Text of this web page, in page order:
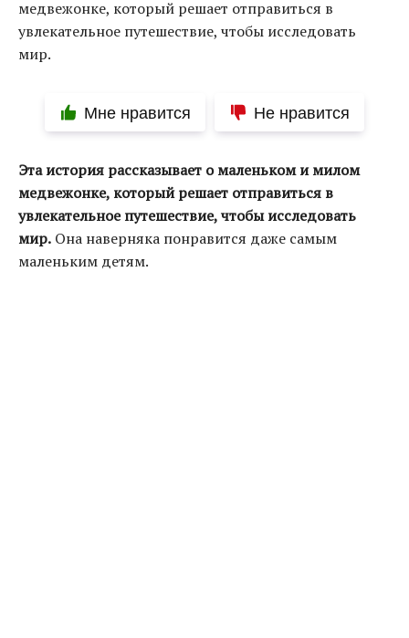
Мне нравится Не нравится
Эта история рассказывает о маленьком и милом
медвежонке, который решает отправиться в
увлекательное путешествие, чтобы исследовать
мир. Она наверняка понравится даже самым
маленьким детям.